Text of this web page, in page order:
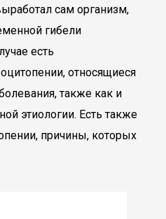
сам организм,
гибели
есть
относящиеся
также как и
этиологии. Есть также
причины, которых